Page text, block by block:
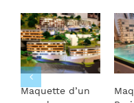
Maquette d’un